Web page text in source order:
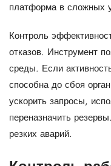
платформа в сложных
Контроль
отказов. Инструмент
среды. Если
способна до сбоя
ускорить запросы,
переназначить
резких аварий.